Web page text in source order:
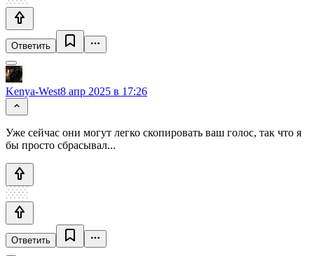
Ответить
Kenya-West8 апр 2025 в 17:26
Уже сейчас они могут легко скопировать ваш голос, так что я
бы просто сбрасывал...
Ответить